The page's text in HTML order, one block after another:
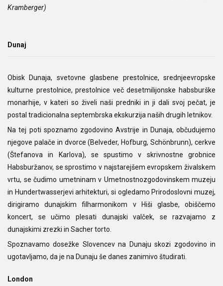
Kramberger)
Dunaj
Obisk Dunaja, svetovne glasbene prestolnice, srednjeevropske
kulturne prestolnice, prestolnice več desetmilijonske habsburške
monarhije, v kateri so živeli naši predniki in ji dali svoj pečat, je
postal tradicionalna septembrska ekskurzija naših drugih letnikov.
Na tej poti spoznamo zgodovino Avstrije in Dunaja, občudujemo
njegove palače in dvorce (Belveder, Hofburg, Schönbrunn), cerkve
(Štefanova in Karlova), se spustimo v skrivnostne grobnice
Habsburžanov, se sprostimo v najstarejšem evropskem živalskem
vrtu, se čudimo umetninam v Umetnostnozgodovinskem muzeju
in Hundertwasserjevi arhitekturi, si ogledamo Prirodoslovni muzej,
dirigiramo dunajskim filharmonikom v Hiši glasbe, obiščemo
koncert, se učimo plesati dunajski valček, se razvajamo z
dunajskimi zrezki in Sacher torto.
Spoznavamo dosežke Slovencev na Dunaju skozi zgodovino in
ugotavljamo, da je na Dunaju še danes zanimivo študirati.
London